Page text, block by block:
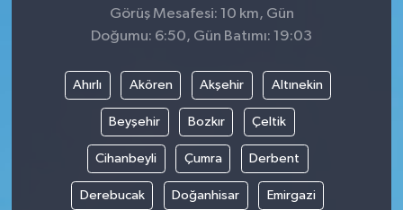
Görüş Mesafesi: 10 km, Gün
Doğumu: 6:50, Gün Batımı: 19:03
Ahırlı Akören Akşehir Altınekin
Beyşehir Bozkır Çeltik
Cihanbeyli Çumra Derbent
Derebucak Doğanhisar Emirgazi